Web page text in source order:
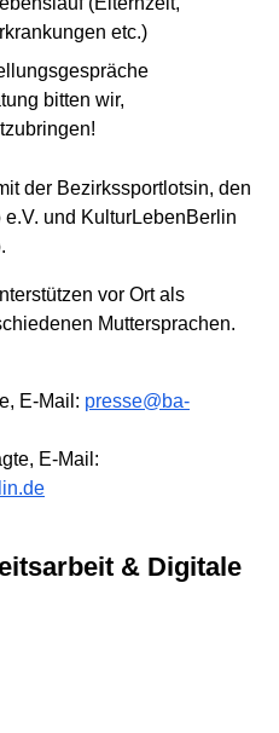
etc.)
bitten wir,
der Bezirkssportlotsin, den
und KulturLebenBerlin
vor Ort als
Muttersprachen.
E-Mail: presse@ba-
E-Mail: